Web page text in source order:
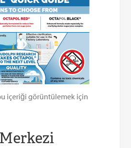
içeriği görüntülemek için